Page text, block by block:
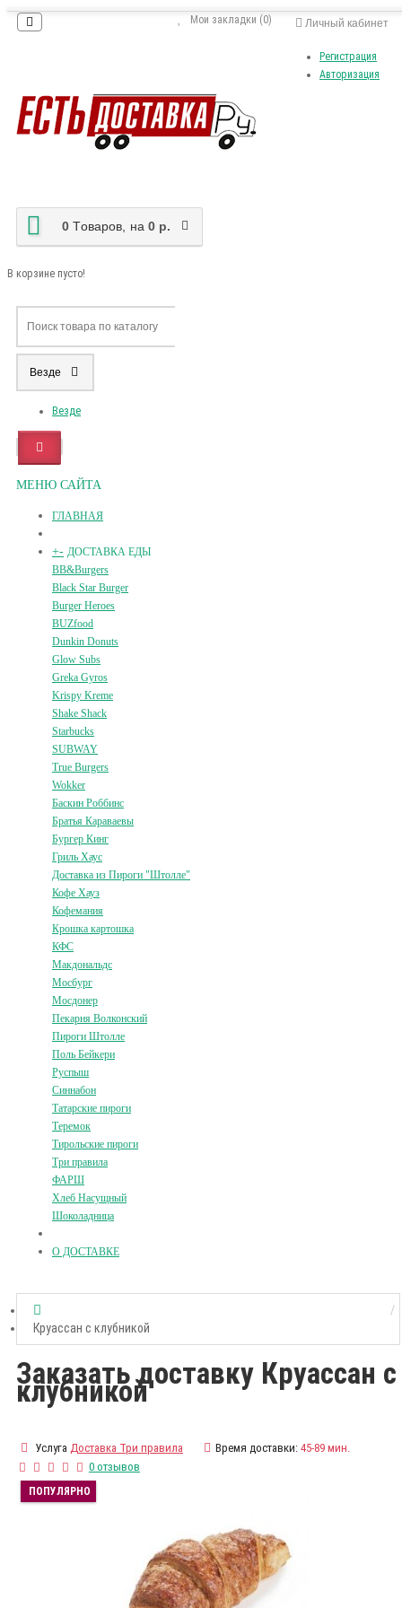
Личный кабинет
Регистрация
Авторизация
Мои закладки (0)
0 Tоваров, на 0 р.
В корзине пусто!
Везде
Везде
МЕНЮ САЙТА
ГЛАВНАЯ
+- ДОСТАВКА ЕДЫ
BB&Burgers
Black Star Burger
Burger Heroes
BUZfood
Dunkin Donuts
Glow Subs
Greka Gyros
Krispy Kreme
Shake Shack
Starbucks
SUBWAY
True Burgers
Wokker
Баскин Роббинс
Братья Караваевы
Бургер Кинг
Гриль Хаус
Доставка из Пироги "Штолле"
Кофе Хауз
Кофемания
Крошка картошка
КФС
Макдональдс
Мосбург
Мосдонер
Пекарня Волконский
Пироги Штолле
Поль Бейкери
Руспыш
Синнабон
Татарские пироги
Теремок
Тирольские пироги
Три правила
ФАРШ
Хлеб Насущный
Шоколадница
О ДОСТАВКЕ
Круассан с клубникой
Заказать доставку Круассан с
клубникой
Услуга Доставка Три правила Время доставки: 45-89 мин.
0 отзывов
ПОПУЛЯРНО